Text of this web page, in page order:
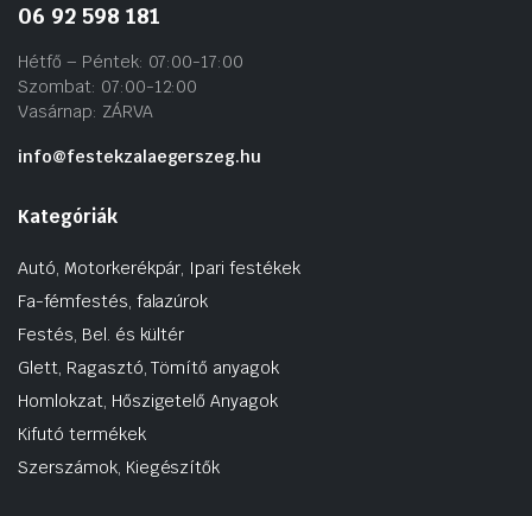
06 92 598 181
Hétfő – Péntek: 07:00-17:00
Szombat: 07:00-12:00
Vasárnap: ZÁRVA
info@festekzalaegerszeg.hu
Kategóriák
Autó, Motorkerékpár, Ipari festékek
Fa-fémfestés, falazúrok
Festés, Bel. és kültér
Glett, Ragasztó, Tömítő anyagok
Homlokzat, Hőszigetelő Anyagok
Kifutó termékek
Szerszámok, Kiegészítők